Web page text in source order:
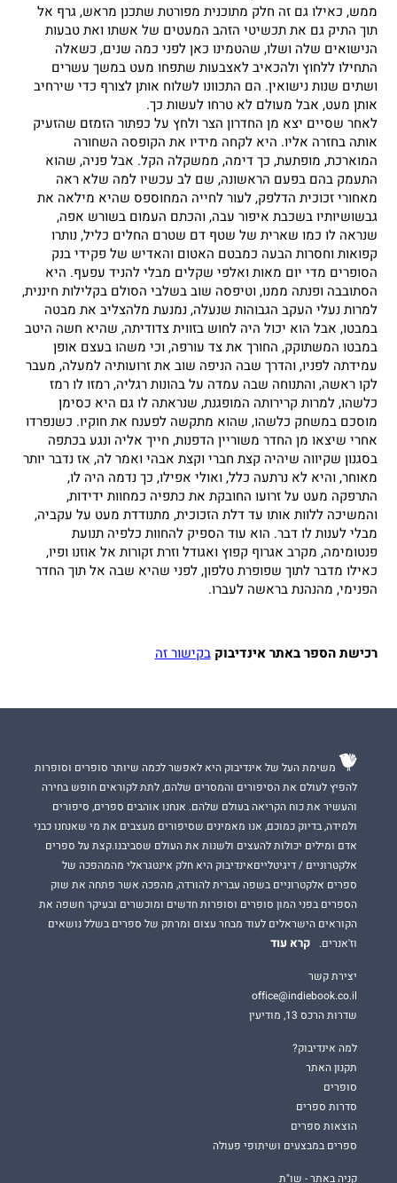
ממש, כאילו גם זה חלק מתוכנית מפורטת שתכנן מראש, גרף אל
תוך התיק גם את תכשיטי הזהב המעטים של אשתו ואת טבעות
הנישואים שלה ושלו, שהטמינו כאן לפני כמה שנים, כשאלה
התחילו ללחוץ ולהכאיב לאצבעות שתפחו מעט במשך עשרים
ושתים שנות נישואין. הם התכוונו לשלוח אותן לצורף כדי שירחיב
אותן מעט, אבל מעולם לא טרחו לעשות כך.
לאחר שסיים יצא מן החדרון הצר ולחץ על כפתור הזמזם שהזעיק
אותה בחזרה אליו. היא לקחה מידיו את הקופסה השחורה
המוארכת, מופתעת, כך דימה, ממשקלה הקל. אבל פניה, שהוא
התעמק בהם בפעם הראשונה, שם לב עכשיו למה שלא ראה
מאחורי זכוכית הדלפק, לעור לחייה המחוספס שהיא מילאה את
גבשושיותיו בשכבת איפור עבה, והכתם העמום בשורש אפה,
שנראה לו כמו שארית של שטף דם שטרם החלים כליל, נותרו
קפואות וחסרות הבעה כמבטם האטום והאדיש של פקידי בנק
הסופרים מדי יום מאות ואלפי שקלים מבלי להניד עפעף. היא
הסתובבה ופנתה ממנו, וטיפסה שוב בשלבי הסולם בקלילות חיננית,
למרות נעלי העקב הגבוהות שנעלה, נמנעת מלהצליב את מבטה
במבטו, אבל הוא יכול היה לחוש בזווית צדודיתה, שהיא חשה היטב
במבטו המשתוקק, החורך את צד עורפה, וכי משהו בעצם אופן
עמידתה לפניו, והדרך שבה הניפה שוב את זרועותיה למעלה, מעבר
לקו ראשה, והתנוחה שבה עמדה על בהונות רגליה, רמזו לו רמז
כלשהו, למרות קרירותה המופגנת, שנראתה לו גם היא כסימן
מוסכם במשחק כלשהו, שהוא מתקשה לפענח את חוקיו. כשנפרדו
אחרי שיצאו מן החדר משוריין הדפנות, חייך אליה ונגע בכתפה
בסגנון שקיווה שיהיה קצת חברי וקצת אבהי ואמר לה, אז נדבר יותר
מאוחר, והיא לא נרתעה כלל, ואולי אפילו, כך נדמה היה לו,
התרפקה מעט על זרועו החובקת את כתפיה כמחוות ידידות,
והמשיכה ללוות אותו עד דלת הזכוכית, מתנודדת מעט על עקביה,
מבלי לענות לו דבר. הוא עוד הספיק להחוות כלפיה תנועת
פנטומימה, מקרב אגרוף קפוץ ואגודל וזרת זקורות אל אוזנו ופיו,
כאילו מדבר לתוך שפופרת טלפון, לפני שהיא שבה אל תוך החדר
הפנימי, מהנהנת בראשה לעברו.
רכישת הספר באתר אינדיבוק בקישור זה
משימת העל של אינדיבוק היא לאפשר לכמה שיותר סופרים וסופרות
להפיץ לעולם את הסיפורים והמסרים שלהם, לתת לקוראים חופש בחירה
והעשיר את כוח הקריאה בעולם שלהם. אנחנו אוהבים ספרים, סיפורים
ולמידה, בדיוק כמוכם, אנו מאמינים שסיפורים מעצבים את מי שאנחנו כבני
אדם ומילים יכולות להעצים ולשנות את העולם שסביבנו.קצת על ספרים
אלקטרוניים / דיגיטלייםאינדיבוק היא חלק אינטגראלי מהמהפכה של
ספרים אלקטרוניים בשפה עברית להורדה, מהפכה אשר פתחה את שוק
הספרים בפני המון סופרים וסופרות חדשים ומוכשרים ובעיקר חשפה את
הקוראים הישראלים לעוד מבחר עצום ומרתק של ספרים בשלל נושאים
וז'אנרים.
קרא עוד
יצירת קשר
office@indiebook.co.il
שדרות הרכס 13, מודיעין
למה אינדיבוק?
תקנון האתר
סופרים
סדרות ספרים
הוצאות ספרים
ספרים במבצעים ושיתופי פעולה
קניה באתר - שו"ת